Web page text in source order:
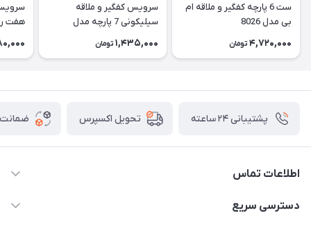
ست 6 پارچه کفگیر و ملاقه ام
بی مدل 8026
4,720,000 تومان
سرویس کفگیر و ملاقه
سیلیکونی 7 پارچه مدل
UNT46
1,435,000 تومان
هفت
پشتیبانی ۲۴ ساعته تحویل اکسپرس ضمانت
اطلاعات تماس
02177111474
دسترسی سریع